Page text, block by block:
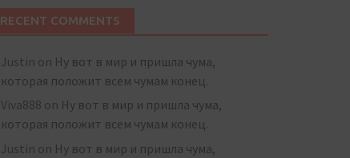
RECENT COMMENTS
Justin on Ну вот в мир и пришла чума,
которая положит всем чумам конец.
Viva888 on Ну вот в мир и пришла чума,
которая положит всем чумам конец.
Justin on Ну вот в мир и пришла чума,